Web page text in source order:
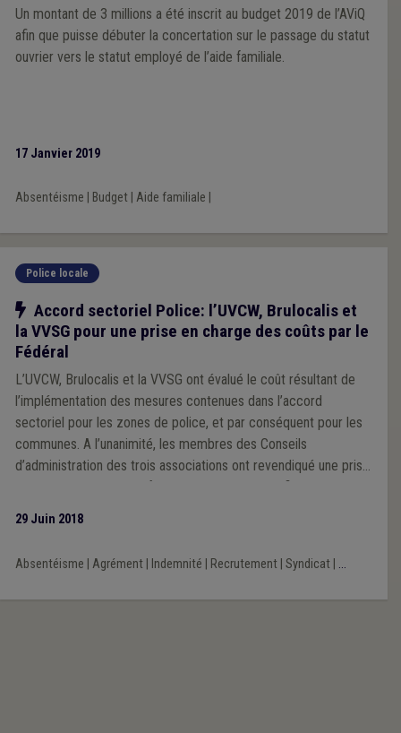
Un montant de 3 millions a été inscrit au budget 2019 de l’AViQ
afin que puisse débuter la concertation sur le passage du statut
ouvrier vers le statut employé de l’aide familiale.
17 Janvier 2019
Absentéisme Budget| Aide familiale
Police locale
Notre action
Accord sectoriel Police: l’UVCW, Brulocalis et
la VVSG pour une prise en charge des coûts par le
Fédéral
L’UVCW, Brulocalis et la VVSG ont évalué le coût résultant de
l’implémentation des mesures contenues dans l’accord
sectoriel pour les zones de police, et par conséquent pour les
communes. A l’unanimité, les membres des Conseils
d’administration des trois associations ont revendiqué une prise
en charge par l’autorité fédérale desdits coûts afin de garantir
29 Juin 2018
Absentéisme Agrément| Indemnité Recrutement| Syndicat| ...